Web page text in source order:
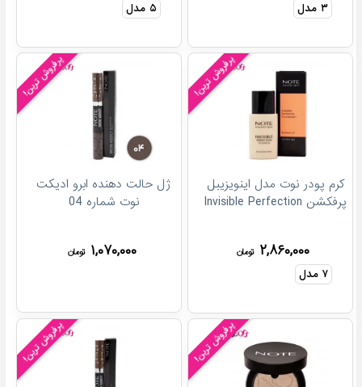
۳ مدل ۵ مدل
پرفروش ترین!
کرم پودر نوت مدل اینویزیبل
پرفکشن Invisible Perfection
۲,۸۶۰,۰۰۰ تومان
۷ مدل
پرفروش ترین!
ژل حالت دهنده ابرو ادیکت
نوت شماره 04
۱,۰۷۰,۰۰۰ تومان
پرفروش ترین! پرفروش ترین!